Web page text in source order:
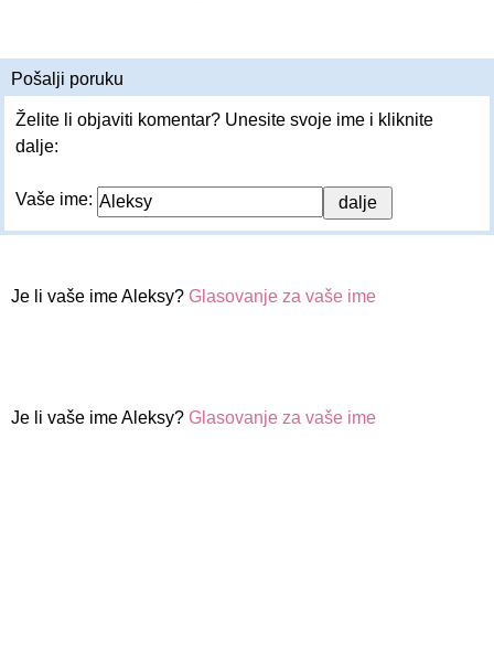
Pošalji poruku
Želite li objaviti komentar? Unesite svoje ime i kliknite
dalje:
Vaše ime:
Je li vaše ime Aleksy? Glasovanje za vaše ime
Je li vaše ime Aleksy? Glasovanje za vaše ime